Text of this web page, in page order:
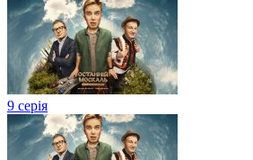
9 серія